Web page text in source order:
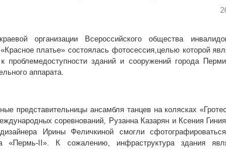
организации Всероссийского общества
платье» состоялась фотосессия,целью которой
проблемедоступности зданий и сооружений города
аппарата.
представительницы ансамбля танцев на колясках
соревнований, Рузанна Казарян и Ксения
Ирины Феличкиной смогли
«Пермь-II». К сожалению, инфраструктура здания